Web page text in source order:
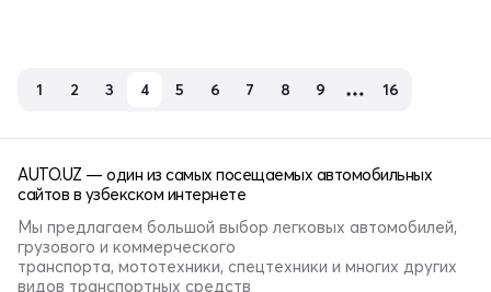
1 2 3 4 5 6 7 8 9 16
AUTO.UZ — один из самых посещаемых автомобильных
сайтов в узбекском интернете
Мы предлагаем большой выбор легковых автомобилей,
грузового и коммерческого
транспорта, мототехники, спецтехники и многих других
видов транспортных средств